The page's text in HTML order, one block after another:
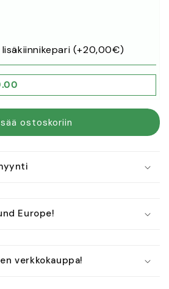
lisäkiinnikepari (+20‚00€)
ostoskoriin
Europe!
verkkokauppa!